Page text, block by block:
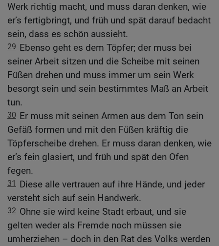
Werk richtig macht, und muss daran denken, wie
er’s fertigbringt, und früh und spät darauf bedacht
sein, dass es schön aussieht.
29 Ebenso geht es dem Töpfer; der muss bei
seiner Arbeit sitzen und die Scheibe mit seinen
Füßen drehen und muss immer um sein Werk
besorgt sein und sein bestimmtes Maß an Arbeit
tun.
30 Er muss mit seinen Armen aus dem Ton sein
Gefäß formen und mit den Füßen kräftig die
Töpferscheibe drehen. Er muss daran denken, wie
er’s fein glasiert, und früh und spät den Ofen
fegen.
31 Diese alle vertrauen auf ihre Hände, und jeder
versteht sich auf sein Handwerk.
32 Ohne sie wird keine Stadt erbaut, und sie
gelten weder als Fremde noch müssen sie
umherziehen – doch in den Rat des Volks werden